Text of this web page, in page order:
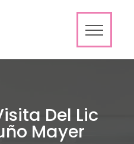
Del Lic
Mayer